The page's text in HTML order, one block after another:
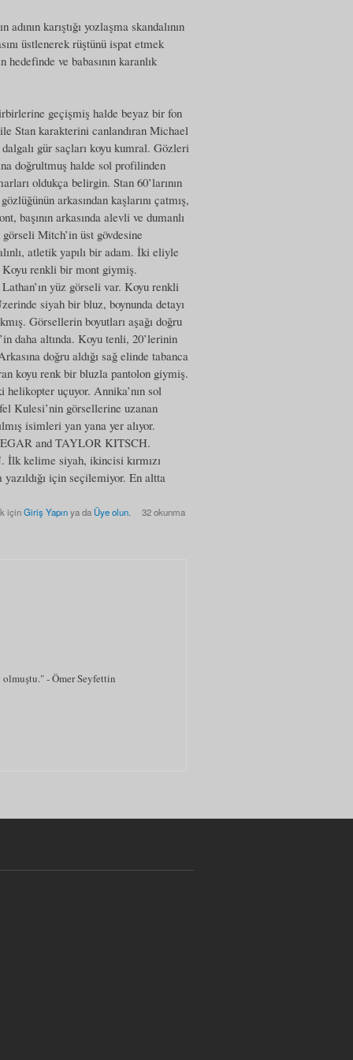
karıştığı yozlaşma skandalının
üstlenerek rüştünü ispat etmek
ve babasının karanlık
geçişmiş halde beyaz bir fon
Stan karakterini canlandıran Michael
gür saçları koyu kumral. Gözleri
doğrultmuş halde sol profilinden
oldukça belirgin. Stan 60’larının
arkasından kaşlarını çatmış,
başının arkasında alevli ve dumanlı
Mitch’in üst gövdesine
atletik yapılı bir adam. İki eliyle
Koyu renkli bir mont giymiş.
yüz görseli var. Koyu renkli
siyah bir bluz, boynunda detayı
Görsellerin boyutları aşağı doğru
daha altında. Koyu tenli, 20’lerinin
doğru aldığı sağ elinde tabanca
koyu renk bir bluzla pantolon giymiş.
uçuyor. Annika’nın sol
Kulesi’nin görsellerine uzanan
isimleri yan yana yer alıyor.
and TAYLOR KITSCH.
kelime siyah, ikincisi kırmızı
için seçilemiyor. En altta
içinGiriş Yapınya da Üye olun. 32 okunma
- Ömer Seyfettin